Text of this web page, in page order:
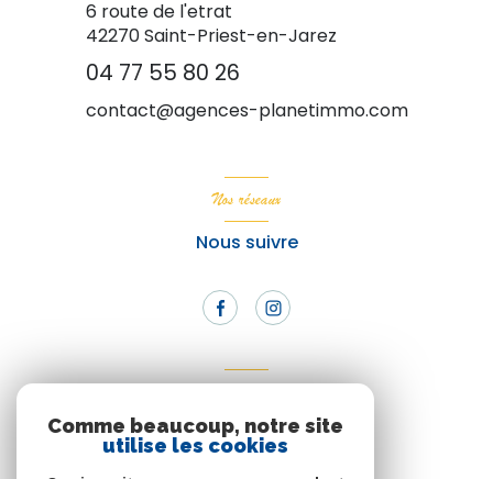
6 route de l'etrat
42270Saint-Priest-en-Jarez
04 77 55 80 26
contact@agences-planetimmo.com
Nos réseaux
Nous suivre
Nous adhérons
Comme beaucoup, notre site
utilise les cookies